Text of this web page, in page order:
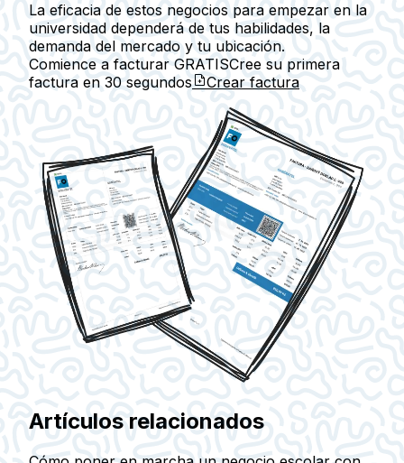
La eficacia de estos negocios para empezar en la
universidad dependerá de tus habilidades, la
demanda del mercado y tu ubicación.
Comience a facturar GRATISCree su primera
factura en 30 segundos Crear factura
Artículos relacionados